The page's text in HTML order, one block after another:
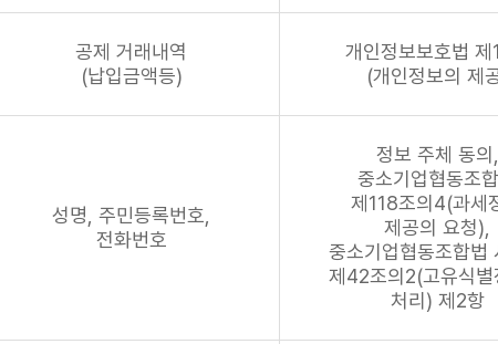
공제 거래내역
(납입금액등)
개인정보보호법 제
(개인정보의 제
성명, 주민등록번호,
전화번호
정보 주체 동의,
중소기업협동조
제118조의4(과세
제공의 요청),
중소기업협동조합법
제42조의2(고유식별
처리) 제2항